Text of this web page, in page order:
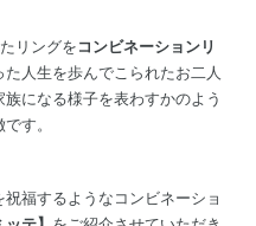
リングをコンビネーションリ
人生を歩んでこられたお二人
になる様子を表わすかのよう
す。
福するようなコンビネーショ